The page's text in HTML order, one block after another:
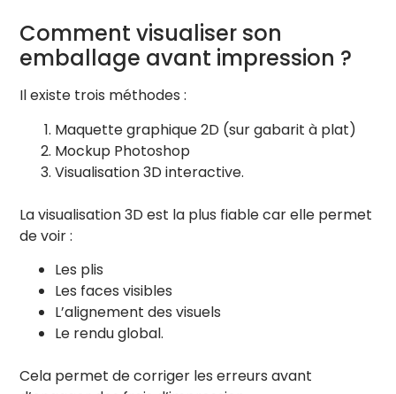
Axe Z (Avant / Arrière)
ENVIRONNEMENT
Couleur de fond
Image de fond (Optionnel)
CAPTURER RENDU
Comment visualiser son
emballage avant impression ?
Il existe trois méthodes :
Maquette graphique 2D (sur gabarit à plat)
Mockup Photoshop
Visualisation 3D interactive.
La visualisation 3D est la plus fiable car elle permet
de voir :
Les plis
Les faces visibles
L’alignement des visuels
Le rendu global.
Cela permet de corriger les erreurs avant